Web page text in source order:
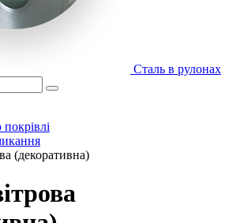
Сталь в рулонах
(декоративна)